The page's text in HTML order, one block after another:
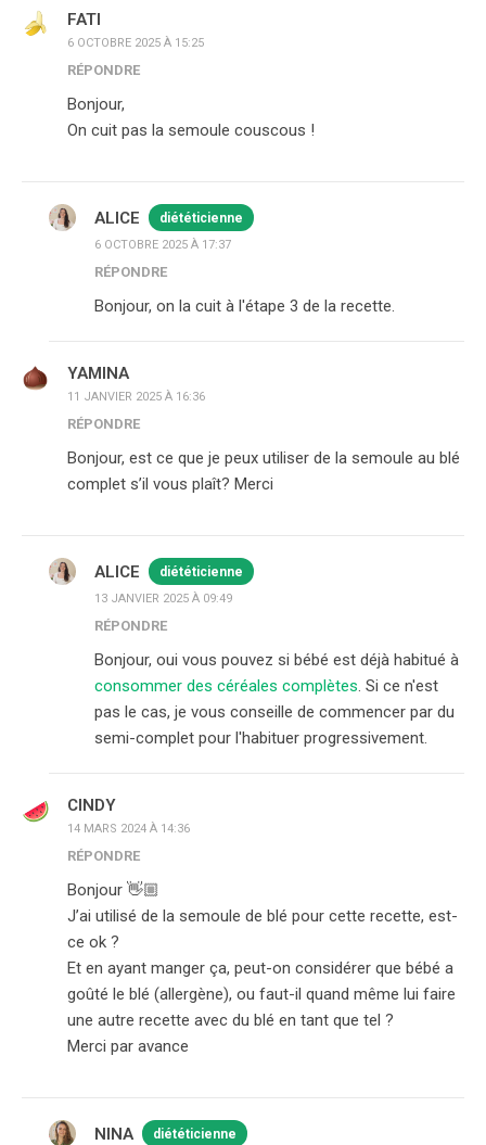
FATI
6 OCTOBRE 2025 À 15:25
RÉPONDRE
Bonjour,
On cuit pas la semoule couscous !
ALICE diététicienne
6 OCTOBRE 2025 À 17:37
RÉPONDRE
Bonjour, on la cuit à l'étape 3 de la recette.
YAMINA
11 JANVIER 2025 À 16:36
RÉPONDRE
Bonjour, est ce que je peux utiliser de la semoule au blé
complet s’il vous plaît? Merci
ALICE diététicienne
13 JANVIER 2025 À 09:49
RÉPONDRE
Bonjour, oui vous pouvez si bébé est déjà habitué à
consommer des céréales complètes. Si ce n'est
pas le cas, je vous conseille de commencer par du
semi-complet pour l'habituer progressivement.
CINDY
14 MARS 2024 À 14:36
RÉPONDRE
Bonjour 👋🏼
J’ai utilisé de la semoule de blé pour cette recette, est-
ce ok ?
Et en ayant manger ça, peut-on considérer que bébé a
goûté le blé (allergène), ou faut-il quand même lui faire
une autre recette avec du blé en tant que tel ?
Merci par avance
NINA diététicienne